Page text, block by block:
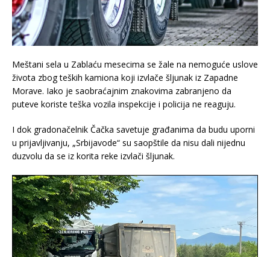
Meštani sela u Zablaću mesecima se žale na nemoguće uslove
života zbog teških kamiona koji izvlače šljunak iz Zapadne
Morave. Iako je saobraćajnim znakovima zabranjeno da
puteve koriste teška vozila inspekcije i policija ne reaguju.
I dok gradonačelnik Čačka savetuje građanima da budu uporni
u prijavljivanju, „Srbijavode“ su saopštile da nisu dali nijednu
duzvolu da se iz korita reke izvlači šljunak.